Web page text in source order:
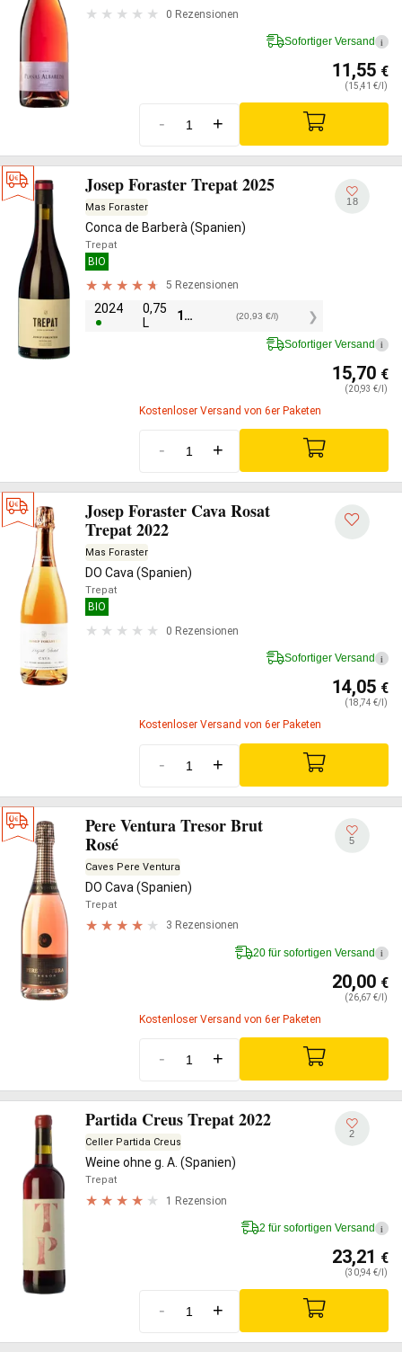
0 Rezensionen
Sofortiger Versand i
11,55 €
(15,41 €/l)
- +
Josep Foraster Trepat 2025
Mas Foraster
Conca de Barberà (Spanien)
Trepat
BIO
5 Rezensionen
2024
0,75
L
15,70 (20,93 €/l)
18
Sofortiger Versand i
15,70 €
(20,93 €/l)
Kostenloser Versand von 6er Paketen
- +
Josep Foraster Cava Rosat
Trepat 2022
Mas Foraster
DO Cava (Spanien)
Trepat
BIO
0 Rezensionen
Sofortiger Versand i
14,05 €
(18,74 €/l)
Kostenloser Versand von 6er Paketen
- +
Pere Ventura Tresor Brut
Rosé
Caves Pere Ventura
DO Cava (Spanien)
Trepat
3 Rezensionen
5
20 für sofortigen Versand i
20,00 €
(26,67 €/l)
Kostenloser Versand von 6er Paketen
- +
Partida Creus Trepat 2022
Celler Partida Creus
Weine ohne g. A. (Spanien)
Trepat
1 Rezension
2
2 für sofortigen Versand i
23,21 €
(30,94 €/l)
- +